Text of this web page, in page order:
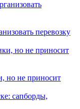
перевозку
но не приносит